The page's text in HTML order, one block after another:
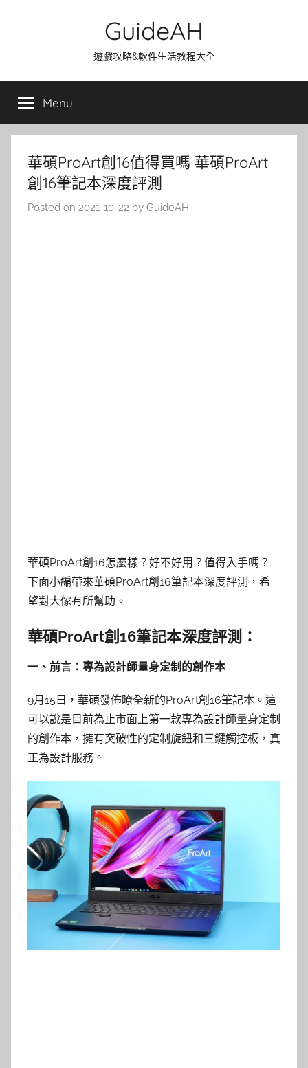
GuideAH
遊戲攻略&軟件生活教程大全
Menu
華碩ProArt創16值得買嗎 華碩ProArt
創16筆記本深度評測
Posted on 2021-10-22 by GuideAH
華碩ProArt創16怎麼樣？好不好用？值得入手嗎？
下面小編帶來華碩ProArt創16筆記本深度評測，希
望對大傢有所幫助。
華碩ProArt創16筆記本深度評測：
一、前言：專為設計師量身定制的創作本
9月15日，華碩發佈瞭全新的ProArt創16筆記本。這
可以說是目前為止市面上第一款專為設計師量身定制
的創作本，擁有突破性的定制旋鈕和三鍵觸控板，真
正為設計服務。